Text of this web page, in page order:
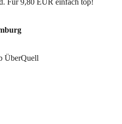
Für 9,80 EUR einfach top!
ÜberQuell